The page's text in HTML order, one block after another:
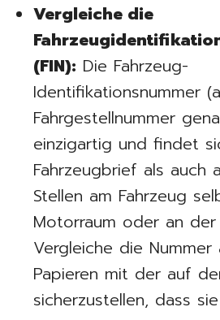
Vergleiche die
(FIN): Die Fahrzeug-
Identifikationsnummer
Fahrgestellnummer
einzigartig und findet
Fahrzeugbrief als auch
Stellen am Fahrzeug
Motorraum oder an der
Vergleiche die
Papieren mit der auf
sicherzustellen, dass